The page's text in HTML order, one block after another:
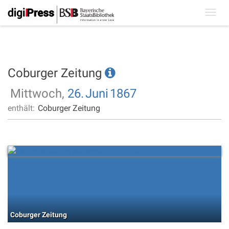
Coburger Zeitung
Mittwoch, 26.Juni 1867
enthält: Coburger Zeitung
Coburger Zeitung